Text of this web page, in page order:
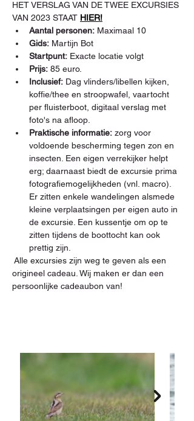
HET VERSLAG VAN DE TWEE EXCURSIES
VAN 2023 STAAT HIER!
Aantal personen: Maximaal 10
Gids: Martijn Bot
Startpunt: Exacte locatie volgt
Prijs: 85 euro.
Inclusief: Dag vlinders/libellen kijken,
koffie/thee en stroopwafel, vaartocht
per fluisterboot, digitaal verslag met
foto's na afloop.
Praktische informatie: zorg voor
voldoende bescherming tegen zon en
insecten. Een eigen verrekijker helpt
erg; daarnaast biedt de excursie prima
fotografiemogelijkheden (vnl. macro).
Er zitten enkele wandelingen alsmede
kleine verplaatsingen per eigen auto in
de excursie. Een kussentje om op te
zitten tijdens de boottocht kan ook
prettig zijn.
Alle excursies zijn weg te geven als een
origineel cadeau. Wij maken er dan een
persoonlijke cadeaubon van!